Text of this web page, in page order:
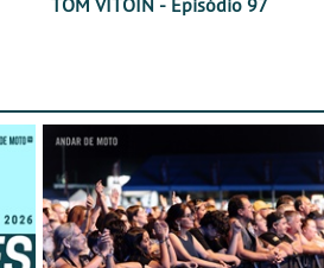
TOM VITOÍN - Episódio 97